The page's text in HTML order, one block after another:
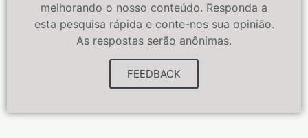
melhorando o nosso conteúdo. Responda a
esta pesquisa rápida e conte-nos sua opinião.
As respostas serão anônimas.
FEEDBACK